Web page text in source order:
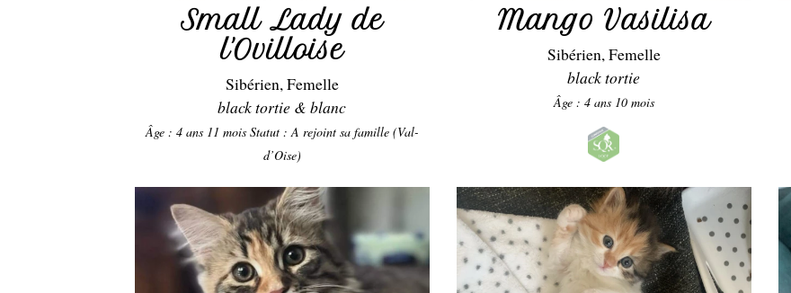
Small Lady de
l'Ovilloise
Sibérien, Femelle
black tortie & blanc
Âge : 4 ans 11 mois Statut : A rejoint sa famille (Val-
d’Oise)
Mango Vasilisa
Sibérien, Femelle
black tortie
Âge : 4 ans 10 mois